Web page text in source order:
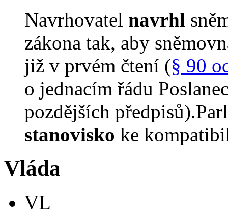
Navrhovatel navrhl
zákona tak, aby
již v prvém čtení (§ 90
o jednacím řádu
pozdějších
stanovisko ke
Vláda
VL